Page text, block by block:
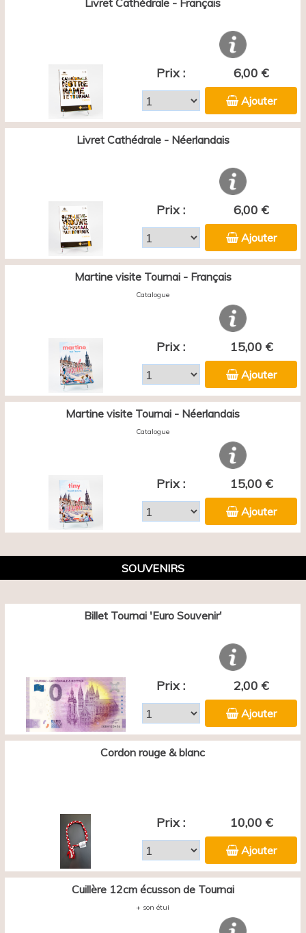
Livret Cathédrale - Français
Prix : 6,00 €
Ajouter
Livret Cathédrale - Néerlandais
Prix : 6,00 €
Ajouter
Martine visite Tournai - Français
Catalogue
Prix : 15,00 €
Ajouter
Martine visite Tournai - Néerlandais
Catalogue
Prix : 15,00 €
Ajouter
SOUVENIRS
Billet Tournai 'Euro Souvenir'
Prix : 2,00 €
Ajouter
Cordon rouge & blanc
Prix : 10,00 €
Ajouter
Cuillère 12cm écusson de Tournai
+ son étui